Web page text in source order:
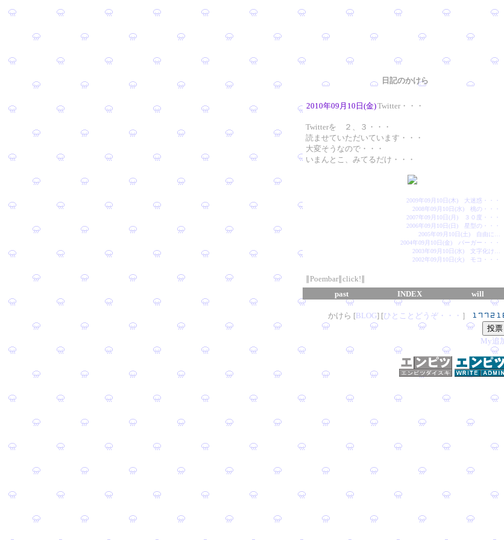
日記のかけら
2010年09月10日(金)Twitter・・・
Twitterを ２、３・・・
読ませていただいています・・・
大変そうなので・・・
いまんとこ、みてるだけ・・・
2009年09月10日(木) 大迷惑・・・
2008年09月10日(水) 桃の・・・
2007年09月10日(月) ３０度・・・
2006年09月10日(日) 星型の・・・
2005年09月10日(土) 自由に…
2004年09月10日(金) バーガー・・・
2003年09月10日(水) 文字化け…
2002年09月10日(火) モコ・・・
∥Poembar∥click!∥
past
INDEX will
かけら [BLOG] [ひとことどうぞ・・・ ］
My追